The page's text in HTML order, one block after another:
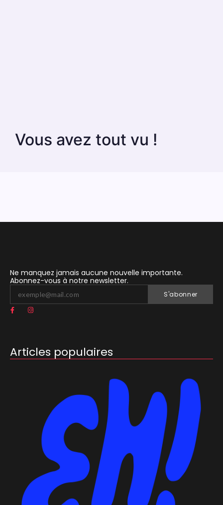
Vous avez tout vu !
Ne manquez jamais aucune nouvelle importante.
Abonnez-vous à notre newsletter.
S'abonner
Articles populaires